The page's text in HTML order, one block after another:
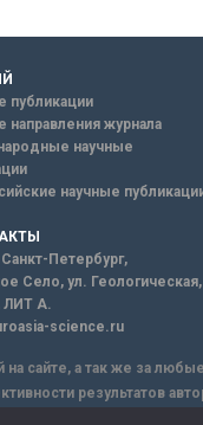
публикации
направления журнала
научные
научные
Петербург,
Село, ул. Геологическая,
ЛИТ А.
science.ru
сайте, а так же за
результатов